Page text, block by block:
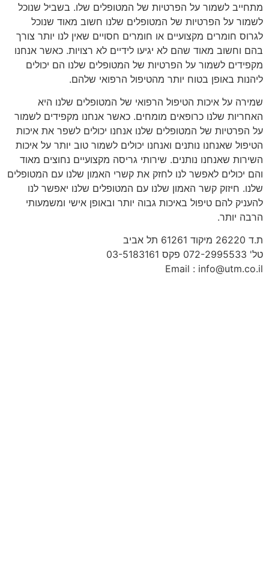
מתחייב לשמור על הפרטיות של המטופלים שלו. בשביל שנוכל
לשמור על הפרטיות של המטופלים שלנו חשוב מאוד שנוכל
לגרוס חומרים מקצועיים או חומרים חסויים שאין לנו יותר צורך
בהם וחשוב מאוד שהם לא יגיעו לידיים לא רצויות. כאשר אנחנו
מקפידים לשמור על הפרטיות של המטופלים שלנו הם יכולים
ליהנות באופן בטוח יותר מהטיפול הרפואי שלהם.
שמירה על איכות הטיפול הרפואי של המטופלים שלנו היא
האחריות שלנו כרופאים מומחים. כאשר אנחנו מקפידים לשמור
על הפרטיות של המטופלים שלנו אנחנו יכולים לשפר את איכות
הטיפול שאנחנו נותנים ואנחנו יכולים לשמור טוב יותר על איכות
השירות שאנחנו נותנים. שירותי גריסה מקצועיים נחוצים מאוד
והם יכולים לאפשר לנו לחזק את קשרי האמון שלנו עם המטופלים
שלנו. חיזוק קשר האמון שלנו עם המטופלים שלנו יאפשר לנו
להעניק להם טיפול באיכות גבוה יותר ובאופן אישי ומשמעותי
הרבה יותר.
ת.ד 26220 מיקוד 61261 תל אביב
טל' 072-2995533 פקס 03-5183161
Email : info@utm.co.il